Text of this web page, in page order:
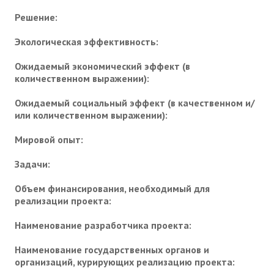
Решение:
Экологическая эффективность:
Ожидаемый экономический эффект (в
количественном выражении):
Ожидаемый социальный эффект (в качественном и/
или количественном выражении):
Мировой опыт:
Задачи:
Объем финансирования, необходимый для
реализации проекта:
Наименование разработчика проекта:
Наименование государственных органов и
организаций, курирующих реализацию проекта: